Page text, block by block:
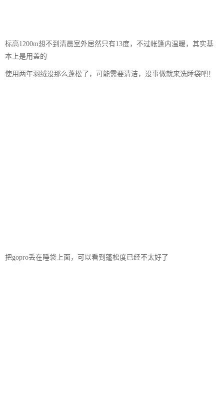
标高1200m想不到清晨室外居然只有13度，不过帐篷内温暖，其实基
本上是用盖的
使用两年羽绒没那么蓬松了，可能需要清洁，没事做就来洗睡袋吧！
把gopro丢在睡袋上面，可以看到蓬松度已经不太好了